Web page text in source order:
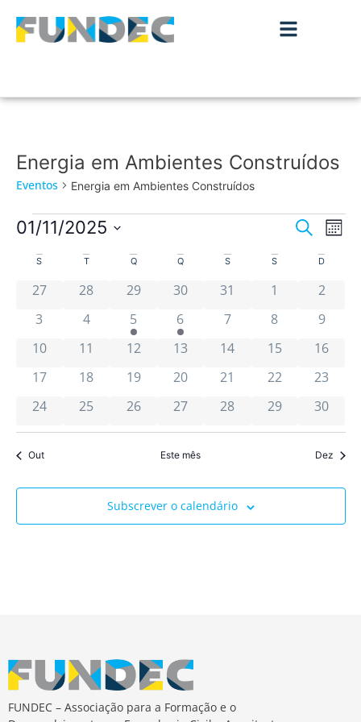
Energia em Ambientes Construídos
Eventos Energia em Ambientes Construídos
de
de
Pesquisar
Mês
01/11/2025
Calendário
de
Eventos
S T Q Q S S D
0 eventos
27 0 eventos
28 0 eventos
29 0 eventos
30 0 eventos
31 0 eventos
1 0
2
0 eventos
3 0 eventos
4 2 eventos
5 1 evento
6 0 eventos
7 0 eventos
8 0
9
0 eventos
10 0 eventos
11 0 eventos
12 0 eventos
13 0 eventos
14 0 eventos
15 0
16
0 eventos
17 0 eventos
18 0 eventos
19 0 eventos
20 0 eventos
21 0 eventos
22 0
23
0 eventos
24 0 eventos
25 0 eventos
26 0 eventos
27 0 eventos
28 0 eventos
29 0
30
Out Este mês Dez
Subscrever o calendário
FUNDEC – Associação para a Formação e o